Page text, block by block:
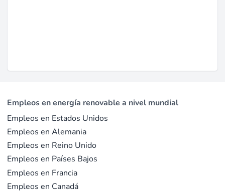
Empleos en energía renovable a nivel mundial
Empleos en Estados Unidos
Empleos en Alemania
Empleos en Reino Unido
Empleos en Países Bajos
Empleos en Francia
Empleos en Canadá